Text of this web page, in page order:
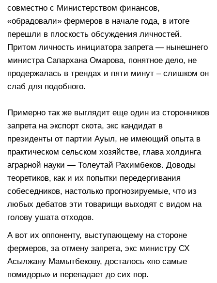
совместно с Министерством финансов,
«обрадовали» фермеров в начале года, в итоге
перешли в плоскость обсуждения личностей.
Притом личность инициатора запрета — нынешнего
министра Сапархана Омарова, понятное дело, не
продержалась в трендах и пяти минут – слишком он
слаб для подобного.
Примерно так же выглядит еще один из сторонников
запрета на экспорт скота, экс кандидат в
президенты от партии Ауыл, не имеющий опыта в
практическом сельском хозяйстве, глава холдинга
аграрной науки — Толеутай Рахимбеков. Доводы
теоретиков, как и их попытки передергивания
собеседников, настолько прогнозируемые, что из
любых дебатов эти товарищи выходят с видом на
голову ушата отходов.
А вот их оппоненту, выступающему на стороне
фермеров, за отмену запрета, экс министру СХ
Асылжану Мамытбекову, досталось «по самые
помидоры» и перепадает до сих пор.